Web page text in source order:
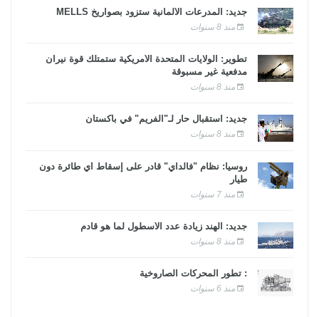
جديد: المدرعات الألمانية ستزود بصواريخ MELLS
منذ 8 سنوات
تطوير: الولايات المتحدة الأمريكية ستمتلك قوة نيران
مدفعية غير مسبوقة
منذ 8 سنوات
جديد: استقبال حار لـ"الفريم" في باكستان
منذ 8 سنوات
روسيا: نظام "فالداي" قادر على إسقاط أي طائرة دون
طيار
منذ 7 سنوات
جديد: الهند زيادة عدد الأسطول لما هو قادم
منذ 8 سنوات
: تطور المحركات الصاروخية
منذ 6 سنوات